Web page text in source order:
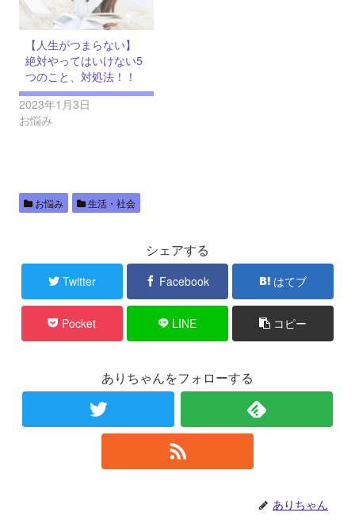
【人生がつまらない】
絶対やってはいけない5
つのこと、対処法！！
2023年1月3日
お悩み
お悩み 生活・社会
シェアする
Twitter Facebook はてブ
Pocket LINE コピー
ありちゃんをフォローする
ありちゃん